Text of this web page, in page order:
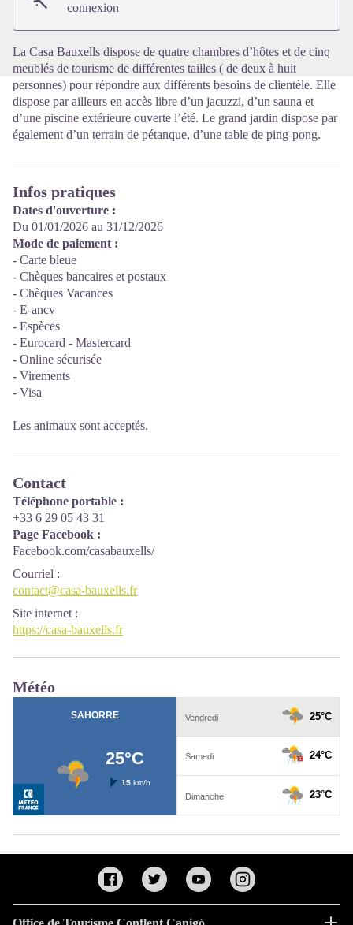
connexion
La Casa Bauxells dispose de quatre chambres d’hôtes et de cinq
meublés de tourisme de différentes tailles ( de deux à huit
personnes) pour répondre aux différents besoins de clientèle. Elle
dispose par ailleurs en accès libre d’un jacuzzi, d’un sauna et
d’une piscine extérieure ouverte l’été. Le grand jardin dispose par
également d’un terrain de pétanque, d’une table de ping-pong.
Infos pratiques
Dates d'ouverture :
Du 01/01/2026 au 31/12/2026
Mode de paiement :
- Carte bleue
- Chèques bancaires et postaux
- Chèques Vacances
- E-ancv
- Espèces
- Eurocard - Mastercard
- Online sécurisée
- Virements
- Visa
Les animaux sont acceptés.
Contact
Téléphone portable :
+33 6 29 05 43 31
Page Facebook :
Facebook.com/casabauxells/
Courriel :
contact@casa-bauxells.fr
Site internet :
https://casa-bauxells.fr
Météo